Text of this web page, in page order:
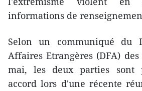
informations de
Selon un communiqué du
Affaires Etrangères (DFA)
mai, les deux parties sont
accord lors d'une récente